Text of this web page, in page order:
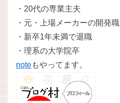
・20代の専業主夫
・元・上場メーカーの開発職
・新卒1年未満で退職
・理系の大学院卒
noteもやってます。